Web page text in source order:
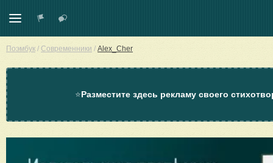
Поэмбук / Современники / Alex_Cher
⭐Разместите здесь рекламу своего